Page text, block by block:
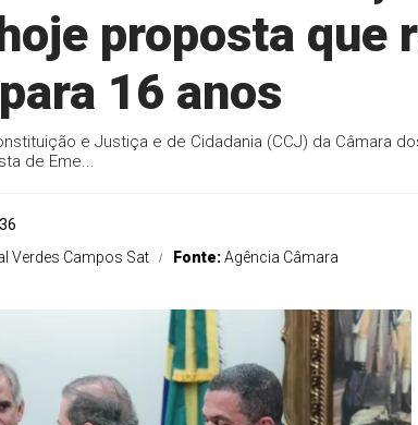
proposta que
16 anos
e Justiça e de Cidadania (CCJ) da Câmara
de Eme...
Verdes Campos Sat Fonte:Agência Câmara